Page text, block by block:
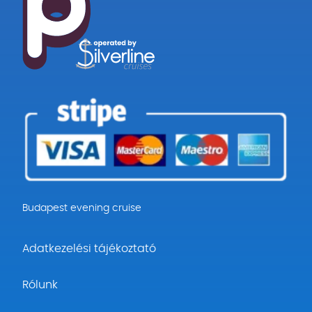
Budapest evening cruise
Adatkezelési tájékoztató
Rólunk